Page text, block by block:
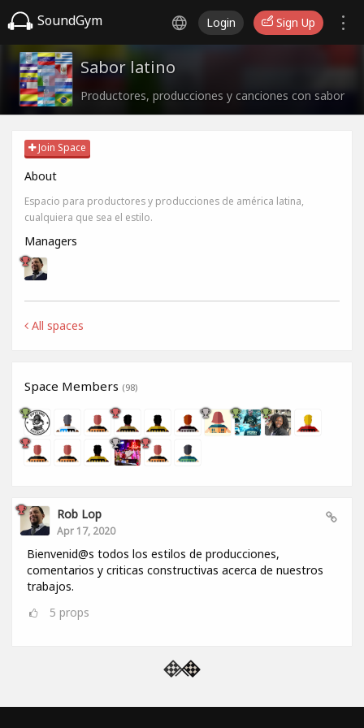
SoundGym Login Sign Up
Sabor latino
Productores, producciones y canciones con sabor
Join Space
About
Espacio para productores y producciones de américa latina,
cualquiera que sea el estilo.
Managers
All spaces
Space Members (98)
Rob Lop
Apr 17, 2020
Bienvenid@s todos los estilos de producciones,
comentarios y criticas constructivas acerca de nuestros
trabajos.
5 props